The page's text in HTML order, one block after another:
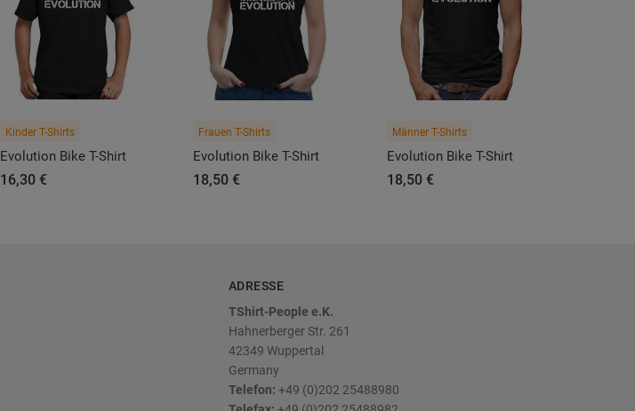
Kinder T-Shirts
Evolution Bike T-Shirt
16,30 €
Frauen T-Shirts
Evolution Bike T-Shirt
18,50 €
Männer T-Shirts
Evolution Bike T-Shirt
18,50 €
ADRESSE
TShirt-People e.K.
Hahnerberger Str. 261
42349 Wuppertal
Germany
Telefon: +49 (0)202 25488980